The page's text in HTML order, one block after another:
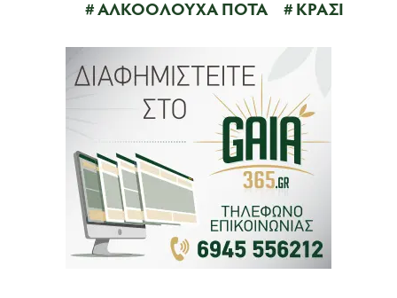
ΑΛΚΟΟΛΟΥΧΑ ΠΟΤΑ
ΚΡΑΣΙ